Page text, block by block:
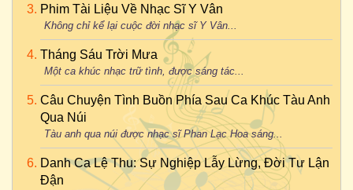
Phim Tài Liệu Về Nhạc Sĩ Y Vân
Không chỉ kể lại cuộc đời nhạc sĩ Y Vân...
Tháng Sáu Trời Mưa
Một ca khúc nhạc trữ tình, được sáng tác...
Câu Chuyện Tình Buồn Phía Sau Ca Khúc Tàu Anh
Qua Núi
Tàu anh qua núi được nhạc sĩ Phan Lạc Hoa sáng...
Danh Ca Lệ Thu: Sự Nghiệp Lẫy Lừng, Đời Tư Lận
Đận